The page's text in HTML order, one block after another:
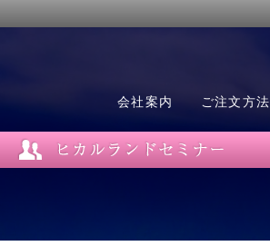
会社案内 ご注文方法